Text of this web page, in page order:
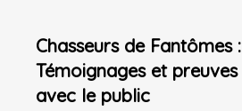
Chasseurs de Fantômes :
Témoignages et
avec le public